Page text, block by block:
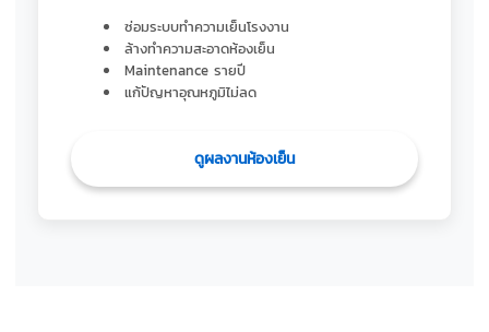
ซ่อมระบบทำความเย็นโรงงาน
ล้างทำความสะอาดห้องเย็น
Maintenance รายปี
แก้ปัญหาอุณหภูมิไม่ลด
ดูผลงานห้องเย็น